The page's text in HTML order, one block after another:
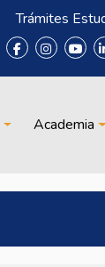
Trámites
Academia